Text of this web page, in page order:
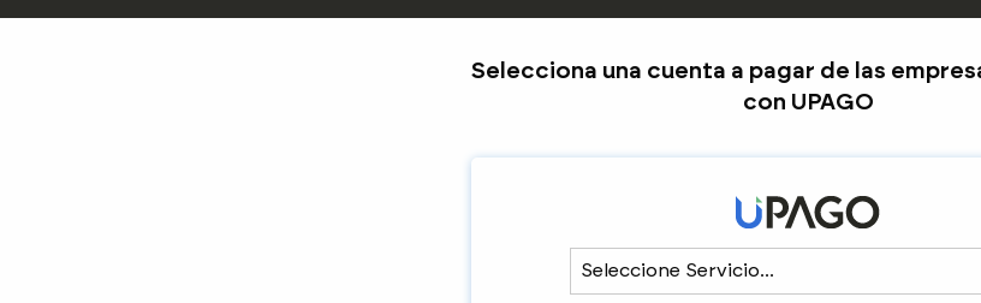
Selecciona una cuenta a pagar de las
con UPAGO